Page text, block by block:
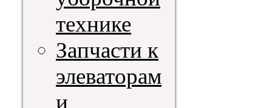
технике
Запчасти к
элеваторам
и